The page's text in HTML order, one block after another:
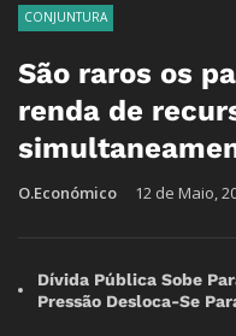
CONJUNTURA
São raros os
renda de
O.Económico 12 de Maio,
Dívida Pública Sobe
Pressão Desloca-Se